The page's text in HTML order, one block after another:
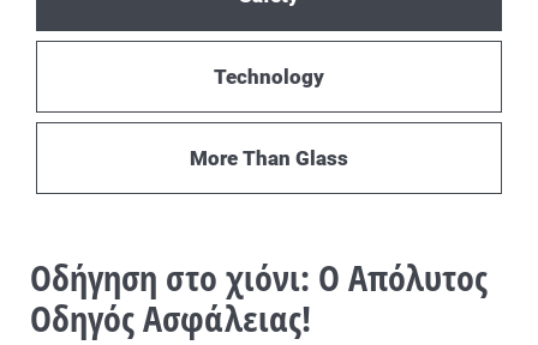
Technology
More Than Glass
Οδήγηση στο χιόνι: Ο Απόλυτος
Οδηγός Ασφάλειας!